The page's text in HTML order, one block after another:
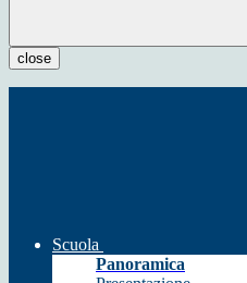
close
Scuola
Panoramica